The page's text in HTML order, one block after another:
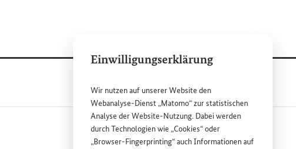
Einwilligungserklärung
Wir nutzen auf unsererWebsite den
Webanalyse-Dienst „Matomo“ zur statistischen
Analyse derWebsite-Nutzung. Dabei werden
durch Technologien wie „Cookies“ oder
„Browser-Fingerprinting“ auch Informationen auf